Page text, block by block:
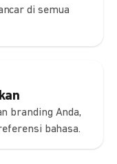
di semua
branding Anda,
bahasa.